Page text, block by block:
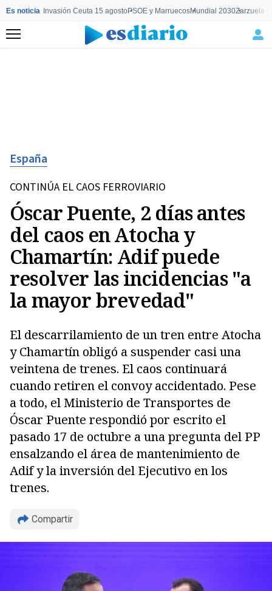
Es noticia Invasión Ceuta 15 agostoPSOE y MarruecosMundial 2030Zarzuela
Menú
España
CONTINÚA EL CAOS FERROVIARIO
Óscar Puente, 2 días antes
del caos en Atocha y
Chamartín: Adif puede
resolver las incidencias "a
la mayor brevedad"
El descarrilamiento de un tren entre Atocha
y Chamartín obligó a suspender casi una
veintena de trenes. El caos continuará
cuando retiren el convoy accidentado. Pese
a todo, el Ministerio de Transportes de
Óscar Puente respondió por escrito el
pasado 17 de octubre a una pregunta del PP
ensalzando el área de mantenimiento de
Adif y la inversión del Ejecutivo en los
trenes.
Compartir